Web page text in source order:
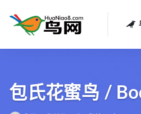
包氏花蜜鸟 /